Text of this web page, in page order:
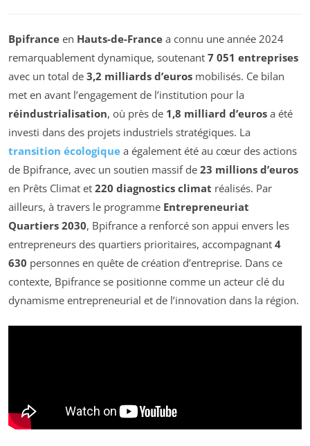
Bpifrance en Hauts-de-France a connu une année 2024
remarquablement dynamique, soutenant 7 051 entreprises
avec un total de 3,2 milliards d’euros mobilisés. Ce bilan
met en avant l’engagement de l’institution pour la
réindustrialisation, où près de 1,8 milliard d’euros a été
investi dans des projets industriels stratégiques. La
transition écologique a également été au cœur des actions
de Bpifrance, avec un soutien massif de 23 millions d’euros
en Prêts Climat et 220 diagnostics climat réalisés. Par
ailleurs, à travers le programme Entrepreneuriat
Quartiers 2030, Bpifrance a renforcé son appui envers les
entrepreneurs des quartiers prioritaires, accompagnant 4
630 personnes en quête de création d’entreprise. Dans ce
contexte, Bpifrance se positionne comme un acteur clé du
dynamisme entrepreneurial et de l’innovation dans la région.